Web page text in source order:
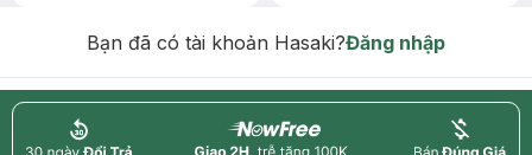
Bạn đã có tài khoản Hasaki?Đăng nhập